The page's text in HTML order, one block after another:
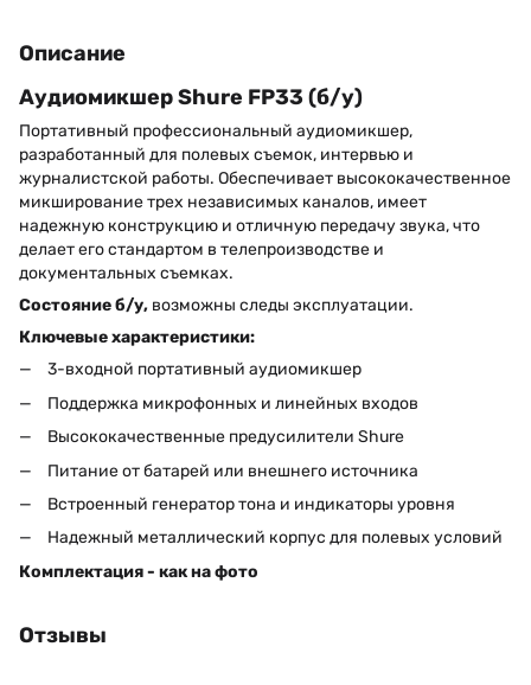
Описание
Аудиомикшер Shure FP33 (б/у)
Портативный профессиональный аудиомикшер,
разработанный для полевых съемок, интервью и
журналистской работы. Обеспечивает высококачественное
микширование трех независимых каналов, имеет
надежную конструкцию и отличную передачу звука, что
делает его стандартом в телепроизводстве и
документальных съемках.
Состояние б/у, возможны следы эксплуатации.
Ключевые характеристики:
3-входной портативный аудиомикшер
Поддержка микрофонных и линейных входов
Высококачественные предусилители Shure
Питание от батарей или внешнего источника
Встроенный генератор тона и индикаторы уровня
Надежный металлический корпус для полевых условий
Комплектация - как на фото
Отзывы